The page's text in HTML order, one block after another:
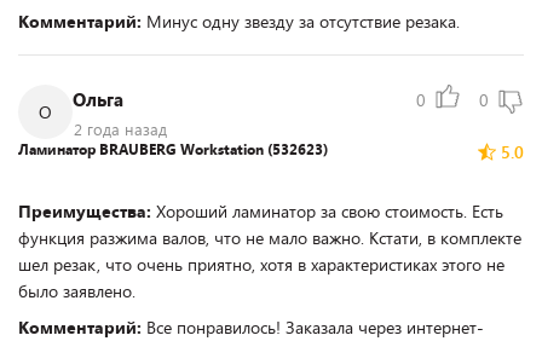
Комментарий: Минус одну звезду за отсутствие резака.
О
Ольга
2 года назад
0 0
5.0
Ламинатор BRAUBERG Workstation (532623)
Преимущества: Хороший ламинатор за свою стоимость. Есть
функция разжима валов, что не мало важно. Кстати, в комплекте
шел резак, что очень приятно, хотя в характеристиках этого не
было заявлено.
Комментарий: Все понравилось! Заказала через интернет-